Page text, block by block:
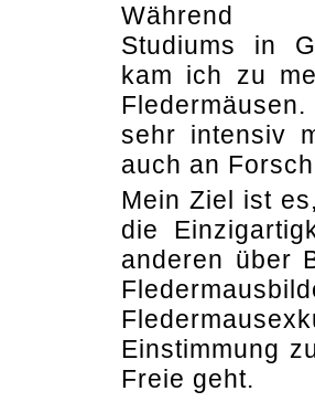
Während
Studiums in
kam ich zu
sehr intensiv
auch an
Mein Ziel ist
die
anderen über
Einstimmung
Freie geht.